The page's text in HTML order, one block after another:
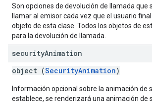
Son opciones de devolución de llamada que
llamar al emisor cada vez que el usuario
objeto de esta clase. Todos los objetos de
para la devolución de llamada.
securityAnimation
object (SecurityAnimation)
Información opcional sobre la animación de
establece, se renderizará una animación de